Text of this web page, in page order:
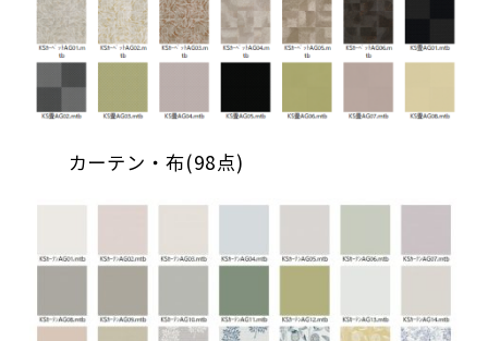
カーテン・布(98点)